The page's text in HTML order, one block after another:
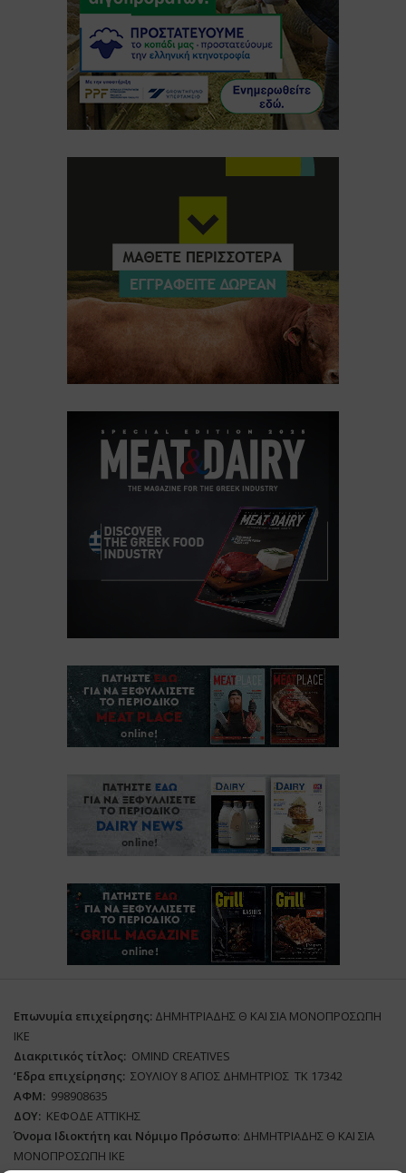
Επωνυμία επιχείρησης: ΔΗΜΗΤΡΙΑΔΗΣ Θ ΚΑΙ ΣΙΑ ΜΟΝΟΠΡΟΣΩΠΗ
ΙΚΕ
Διακριτικός τίτλος: ΟΜΙΝD CREATIVES
‘Eδρα επιχείρησης: ΣΟΥΛΙΟΥ 8 ΑΓΙΟΣ ΔΗΜΗΤΡΙΟΣ ΤΚ 17342
ΑΦΜ: 998908635
ΔΟΥ: ΚΕΦΟΔΕ ΑΤΤΙΚΗΣ
Όνομα Ιδιοκτήτη και Νόμιμο Πρόσωπο: ΔΗΜΗΤΡΙΑΔΗΣ Θ ΚΑΙ ΣΙΑ
ΜΟΝΟΠΡΟΣΩΠΗ ΙΚΕ